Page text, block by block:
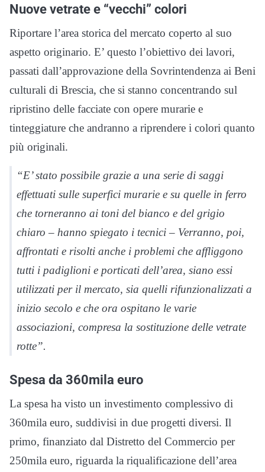
Nuove vetrate e “vecchi” colori
Riportare l’area storica del mercato coperto al suo
aspetto originario. E’ questo l’obiettivo dei lavori,
passati dall’approvazione della Sovrintendenza ai Beni
culturali di Brescia, che si stanno concentrando sul
ripristino delle facciate con opere murarie e
tinteggiature che andranno a riprendere i colori quanto
più originali.
“E’ stato possibile grazie a una serie di saggi
effettuati sulle superfici murarie e su quelle in ferro
che torneranno ai toni del bianco e del grigio
chiaro – hanno spiegato i tecnici – Verranno, poi,
affrontati e risolti anche i problemi che affliggono
tutti i padiglioni e porticati dell’area, siano essi
utilizzati per il mercato, sia quelli rifunzionalizzati a
inizio secolo e che ora ospitano le varie
associazioni, compresa la sostituzione delle vetrate
rotte”.
Spesa da 360mila euro
La spesa ha visto un investimento complessivo di
360mila euro, suddivisi in due progetti diversi. Il
primo, finanziato dal Distretto del Commercio per
250mila euro, riguarda la riqualificazione dell’area